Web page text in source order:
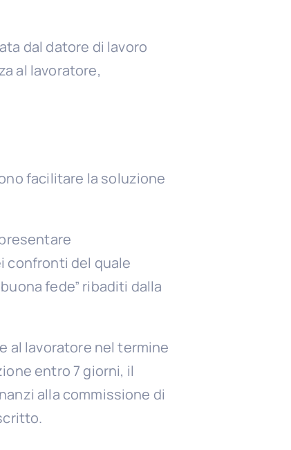
dal datore di lavoro
al lavoratore,
facilitare la soluzione
confronti del quale
fede” ribaditi dalla
al lavoratore nel termine
entro 7 giorni, il
alla commissione di